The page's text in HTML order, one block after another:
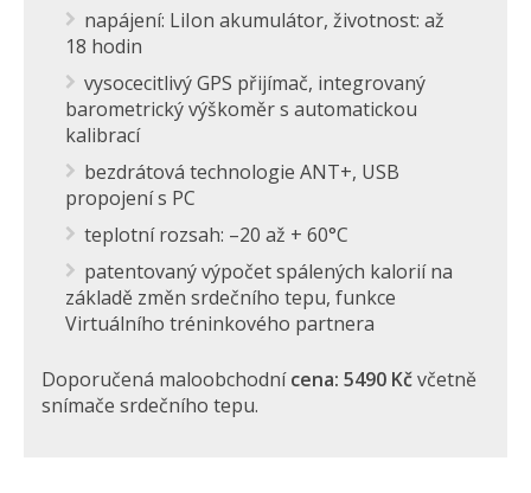
napájení: LiIon akumulátor, životnost: až
18 hodin
vysocecitlivý GPS přijímač, integrovaný
barometrický výškoměr s automatickou
kalibrací
bezdrátová technologie ANT+, USB
propojení s PC
teplotní rozsah: –20 až + 60°C
patentovaný výpočet spálených kalorií na
základě změn srdečního tepu, funkce
Virtuálního tréninkového partnera
Doporučená maloobchodnícena: 5490 Kčvčetně
snímače srdečního tepu.